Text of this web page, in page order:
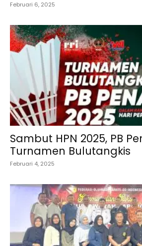
Februari 6, 2025
Sambut HPN 2025, PB
Turnamen Bulutangkis
Februari 4, 2025